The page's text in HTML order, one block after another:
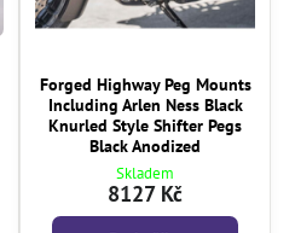
Forged Highway Peg Mounts
Including Arlen Ness Black
Knurled Style Shifter Pegs
Black Anodized
Skladem
8127 Kč